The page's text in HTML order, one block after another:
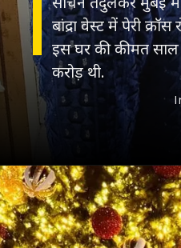
बांद्रा वेस्ट में पेरी
इस घर की कीमत
करोड़ थी.